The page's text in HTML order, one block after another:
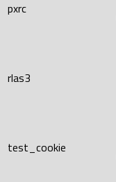
pxrc
rlas3
test_cookie